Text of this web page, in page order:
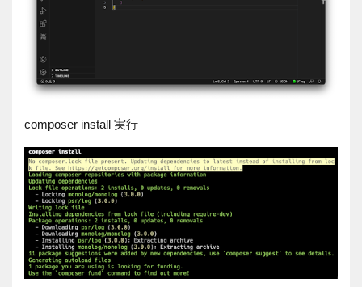
composer install 実行